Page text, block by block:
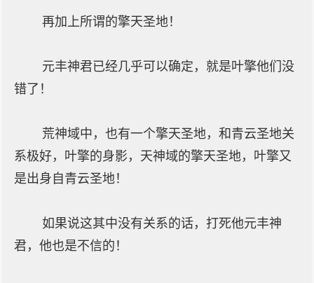
再加上所谓的擎天圣地！
元丰神君已经几乎可以确定，就是叶擎他们没
错了！
荒神域中，也有一个擎天圣地，和青云圣地关
系极好，叶擎的身影，天神域的擎天圣地，叶擎又
是出身自青云圣地！
如果说这其中没有关系的话，打死他元丰神
君，他也是不信的！